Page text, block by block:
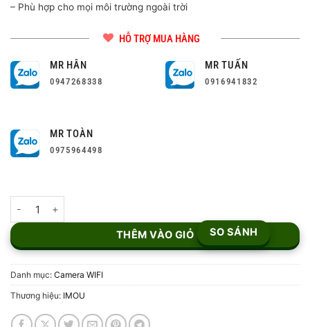
– Phù hợp cho mọi môi trường ngoài trời
HỖ TRỢ MUA HÀNG
MR HÂN
0947268338
MR TUẤN
0916941832
MR TOÀN
0975964498
THÊM VÀO GIỎ SO SÁNH
Danh mục: Camera WIFI
Thương hiệu: IMOU